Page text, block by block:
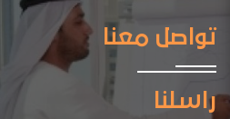
تواصل معنا
راسلنا